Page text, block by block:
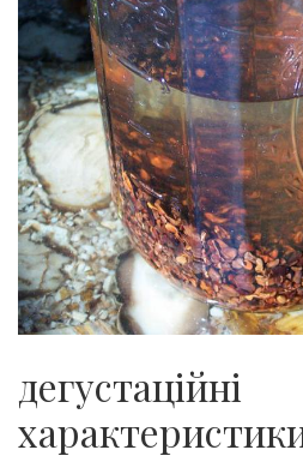
дегустаційні